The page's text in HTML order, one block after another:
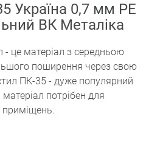
Україна 0,7 мм PE
ВК Металіка
- це матеріал з середньою
поширення через свою
ПК-35 - дуже популярний
потрібен для
приміщень.